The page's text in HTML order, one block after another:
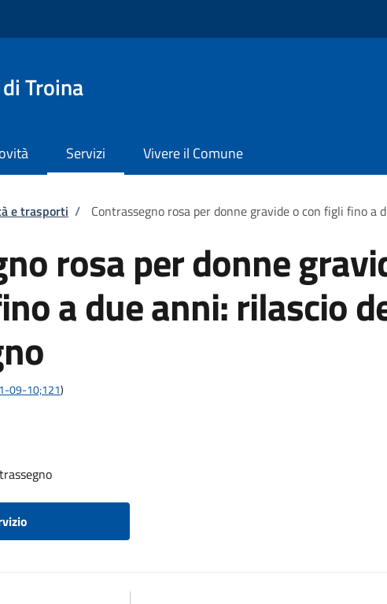
Troina
Servizi Vivere il Comune
e trasporti / Contrassegno rosa per donne gravide o con figli fino a
rosa per donne
a due anni: rilascio
09-10;121)